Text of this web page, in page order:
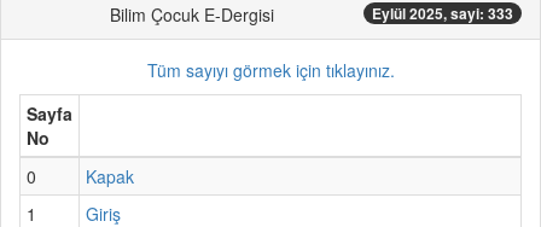
Bilim Çocuk E-Dergisi Eylül 2025, sayi: 333
Tüm sayıyı görmek için tıklayınız.
Sayfa
No
0
Kapak
1
Giriş